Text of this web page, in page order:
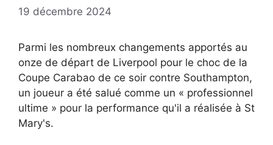
19 décembre 2024
Parmi les nombreux changements apportés au
onze de départ de Liverpool pour le choc de la
Coupe Carabao de ce soir contre Southampton,
un joueur a été salué comme un « professionnel
ultime » pour la performance qu'il a réalisée à St
Mary's.